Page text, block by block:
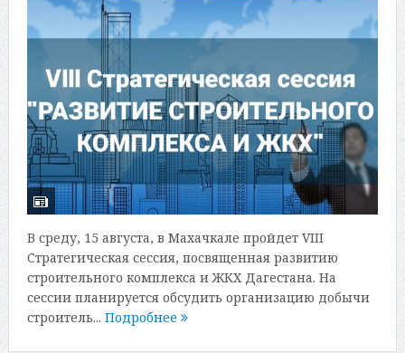
В среду, 15 августа, в Махачкале пройдет VIII
Стратегическая сессия, посвященная развитию
строительного комплекса и ЖКХ Дагестана. На
сессии планируется обсудить организацию добычи
строитель... Подробнее